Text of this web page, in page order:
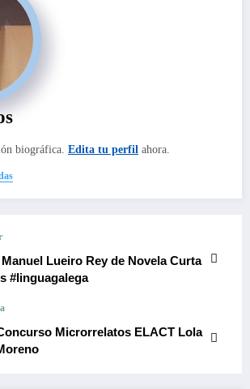
biográfica. Edita tu perfil ahora.
Lueiro Rey de Novela Curta
#linguagalega
Microrrelatos ELACT Lola